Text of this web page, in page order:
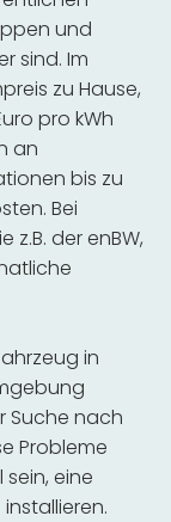
und
sind. Im
zu Hause,
pro kWh
an
bis zu
Bei
z.B. der enBW,
in
Suche nach
Probleme
sein, eine